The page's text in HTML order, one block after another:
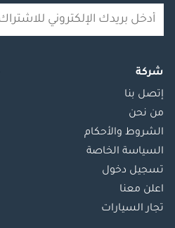
شركة
إتصل بنا
من نحن
الشروط والأحكام
السياسة الخاصة
تسجيل دخول
اعلن معنا
تجار السيارات